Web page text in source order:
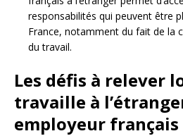
responsabilités qui peuvent être
France, notamment du fait de la
du travail.
Les défis à relever
travaille à
employeur français